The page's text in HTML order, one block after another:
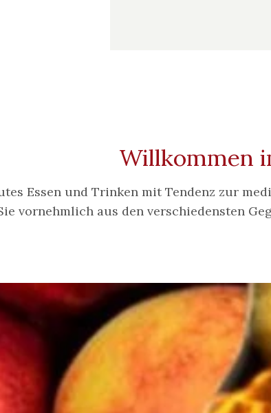
Willkommen
Essen und Trinken mit Tendenz zur
vornehmlich aus den verschiedensten